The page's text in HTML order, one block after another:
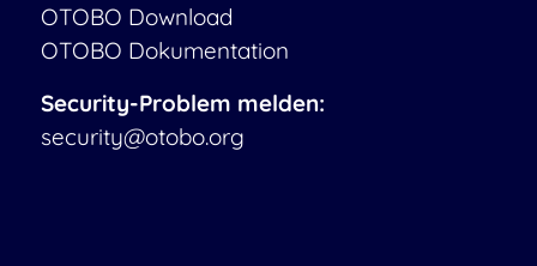
OTOBO Download
OTOBO Dokumentation
Security-Problem melden:
security@otobo.org